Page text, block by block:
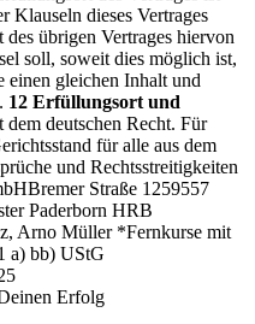
Klauseln dieses Vertrages
übrigen Vertrages hiervon
soll, soweit dies möglich ist,
einen gleichen Inhalt und
12 Erfüllungsort und
deutschen Recht. Für
für alle aus dem
und Rechtsstreitigkeiten
Bremer Straße 1259557
Paderborn HRB
Arno Müller *Fernkurse mit
a) bb) UStG
Erfolg